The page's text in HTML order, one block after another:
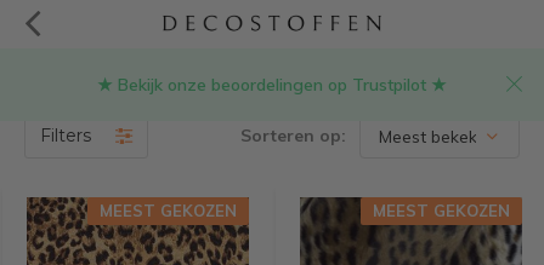
★ Bekijk onze beoordelingen op Trustpilot ★
Producten getagd met panterprint(30)
Filters Sorteren op:
MEEST GEKOZEN MEEST GEKOZEN